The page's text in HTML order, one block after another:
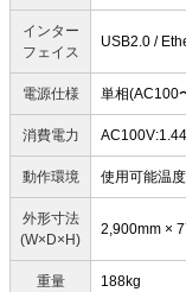
インター
フェイス
USB2.0 /
電源仕様 単相(AC100
消費電力
動作環境 使用可能温
外形寸法
(W×D×H)
2,900mm ×
重量 188kg